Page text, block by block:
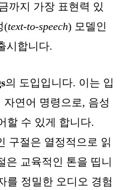
까지 가장 표현력 있
(text-to-speech) 모델인
시합니다.
의 도입입니다. 이는 입
연어 명령으로, 음성
할 수 있게 합니다.
구절은 열정적으로 읽
은 교육적인 톤을 띱니
를 정밀한 오디오 경험